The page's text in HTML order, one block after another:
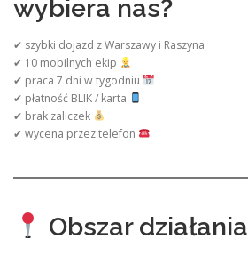
wybiera nas?
✔ szybki dojazd z Warszawy i Raszyna
✔ 10 mobilnych ekip
✔ praca 7 dni w tygodniu
✔ płatność BLIK / karta
✔ brak zaliczek
✔ wycena przez telefon
Obszar działania